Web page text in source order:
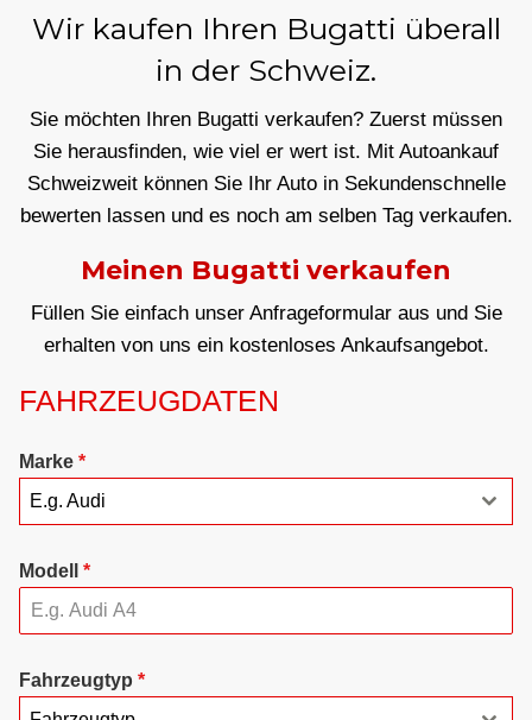
Wir kaufen Ihren Bugatti überall
in der Schweiz.
Sie möchten Ihren Bugatti verkaufen? Zuerst müssen
Sie herausfinden, wie viel er wert ist. Mit Autoankauf
Schweizweit können Sie Ihr Auto in Sekundenschnelle
bewerten lassen und es noch am selben Tag verkaufen.
Meinen Bugatti verkaufen
Füllen Sie einfach unser Anfrageformular aus und Sie
erhalten von uns ein kostenloses Ankaufsangebot.
FAHRZEUGDATEN
Marke *
E.g. Audi
Modell *
Fahrzeugtyp *